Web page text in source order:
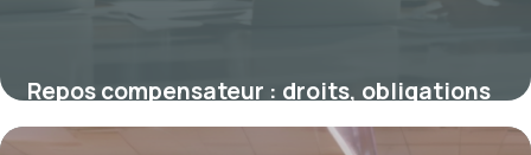
Repos compensateur : droits, obligations
et avantages pour les salariés